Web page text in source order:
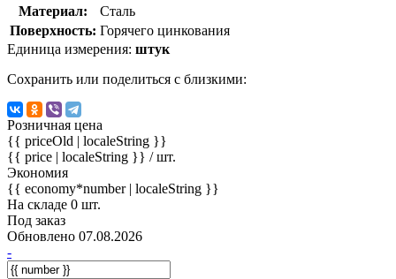
Материал:
Сталь
Поверхность: Горячего цинкования
Единица измерения: штук
Сохранить или поделиться с близкими:
Розничная цена
{{ priceOld | localeString }}
{{ price | localeString }} / шт.
Экономия
{{ economy*number | localeString }}
На складе 0 шт.
Под заказ
Обновлено 07.08.2026
-